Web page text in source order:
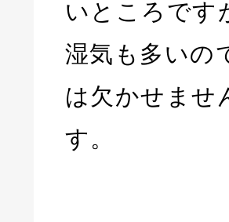
いところです
湿気も多いの
は欠かせませ
す。